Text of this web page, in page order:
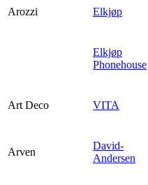
Arozzi Elkjøp
Elkjøp
Phonehouse
Art Deco VITA
Arven
David-
Andersen